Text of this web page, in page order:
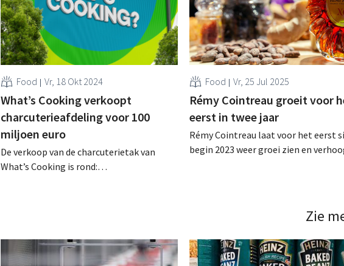
Food Vr, 18 Okt 2024
What’s Cooking verkoopt
charcuterieafdeling voor 100
miljoen euro
De verkoop van de charcuterietak van
What’s Cooking is rond:
Food Vr, 25 Jul 2025
Rémy Cointreau groeit voor
eerst in twee jaar
Rémy Cointreau laat voor het eerst
begin 2023 weer groei zien en
Zie